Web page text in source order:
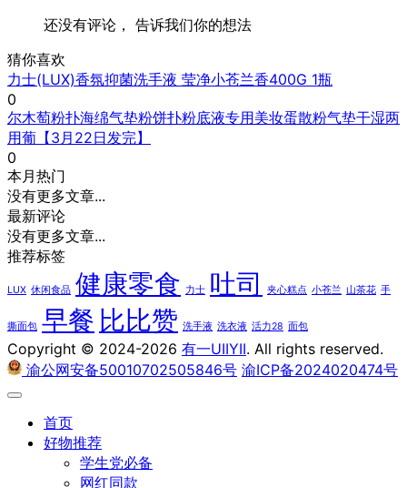
还没有评论， 告诉我们你的想法
猜你喜欢
力士(LUX)香氛抑菌洗手液 莹净小苍兰香400G 1瓶
0
尔木萄粉扑海绵气垫粉饼扑粉底液专用美妆蛋散粉气垫干湿两
用葡【3月22日发完】
0
本月热门
没有更多文章...
最新评论
没有更多文章...
推荐标签
LUX 休闲食品 健康零食 力士 吐司 夹心糕点 小苍兰 山茶花 手
撕面包 早餐 比比赞 洗手液 洗衣液 活力28 面包
Copyright © 2024-2026 有一UIIYII. All rights reserved.
渝公网安备50010702505846号 渝ICP备2024020474号
首页
好物推荐
学生党必备
​网红同款